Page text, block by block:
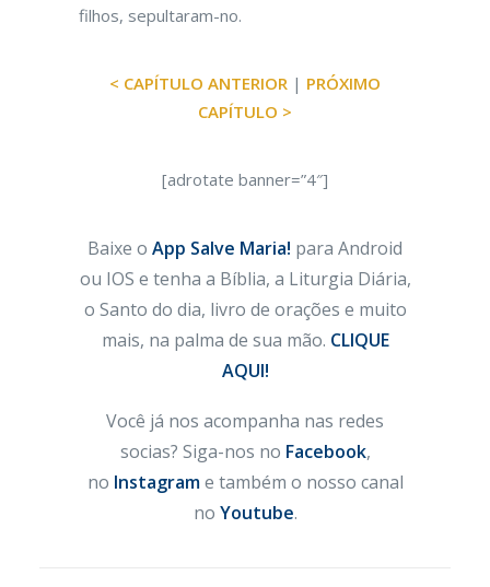
filhos, sepultaram-no.
< CAPÍTULO ANTERIOR | PRÓXIMO
CAPÍTULO >
[adrotate banner=”4″]
Baixe o App Salve Maria! para Android
ou IOS e tenha a Bíblia, a Liturgia Diária,
o Santo do dia, livro de orações e muito
mais, na palma de sua mão. CLIQUE
AQUI!
Você já nos acompanha nas redes
socias? Siga-nos no Facebook,
no Instagrame também o nosso canal
no Youtube.